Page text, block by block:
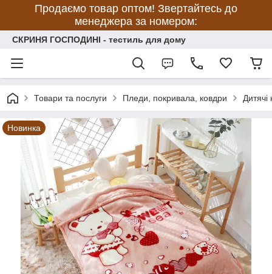
Продаємо товар оптом! Звертайтесь до
менеджера за номером:
СКРИНЯ ГОСПОДИНІ - тестиль для дому
Товари та послуги Пледи, покривала, ковдри
Новинка